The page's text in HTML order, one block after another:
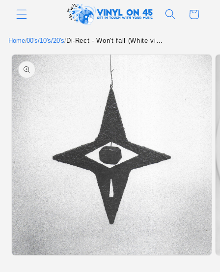
naar de
content
Winkelwagen
Home/00's/10's/20's/
direct naar